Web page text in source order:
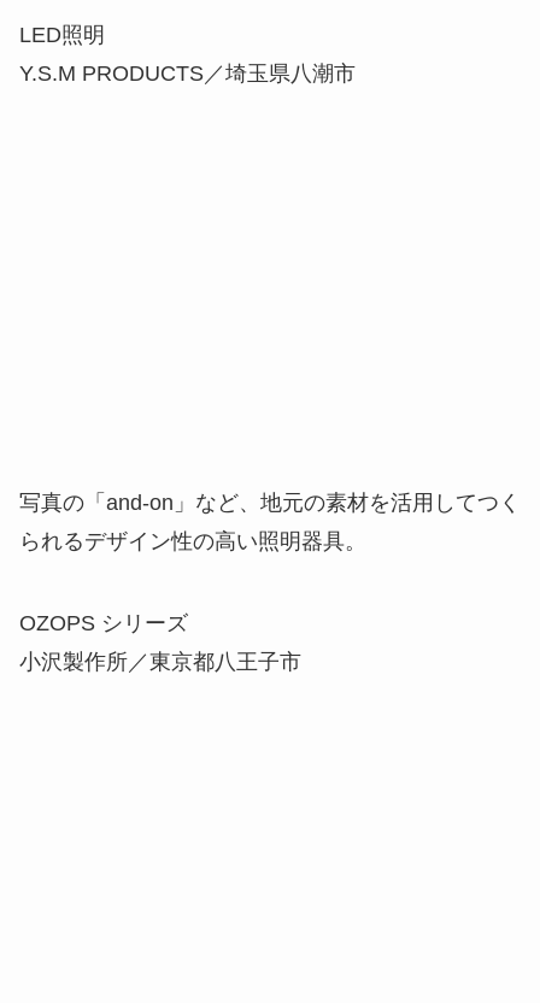
LED照明
Y.S.M PRODUCTS／埼玉県八潮市
写真の「and-on」など、地元の素材を活用してつく
られるデザイン性の高い照明器具。
OZOPS シリーズ
小沢製作所／東京都八王子市